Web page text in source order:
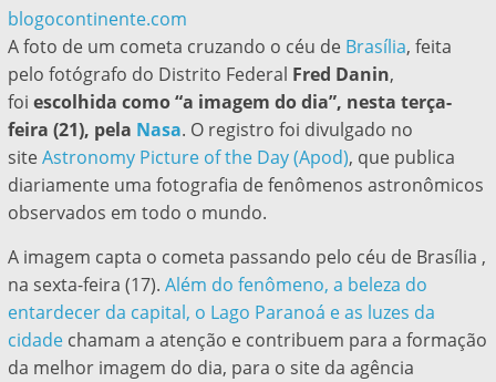
blogocontinente.com
A foto de um cometa cruzando o céu de Brasília, feita
pelo fotógrafo do Distrito Federal Fred Danin,
foi escolhida como “a imagem do dia”, nesta terça-
feira (21), pela Nasa. O registro foi divulgado no
site Astronomy Picture of the Day (Apod), que publica
diariamente uma fotografia de fenômenos astronômicos
observados em todo o mundo.
A imagem capta o cometa passando pelo céu de Brasília ,
na sexta-feira (17). Além do fenômeno, a beleza do
entardecer da capital, o Lago Paranoá e as luzes da
cidadechamam a atenção e contribuem para a formação
da melhor imagem do dia, para o site da agência